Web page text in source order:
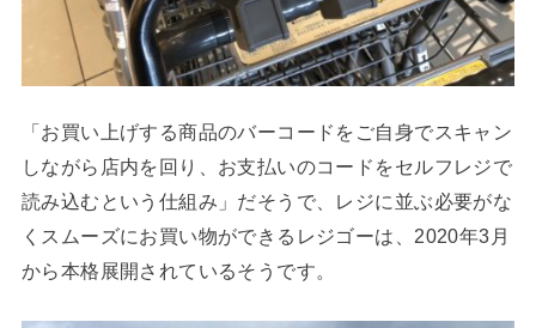
「お買い上げする商品のバーコードをご自身でスキャン
しながら店内を回り、お支払いのコードをセルフレジで
読み込むという仕組み」だそうで、レジに並ぶ必要がな
くスムーズにお買い物ができるレジゴーは、2020年3月
から本格展開されているそうです。